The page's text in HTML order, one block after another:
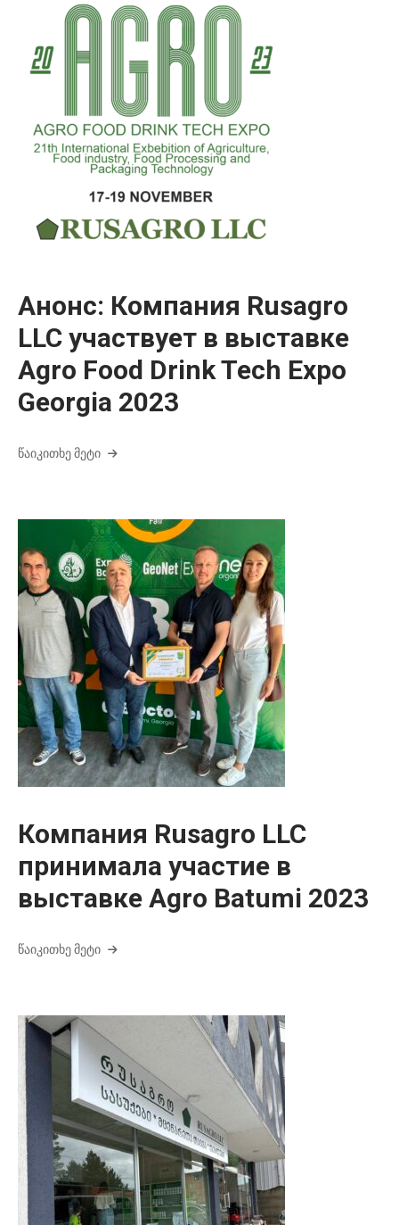
Анонс: Компания Rusagro
LLC участвует в выставке
Agro Food Drink Tech Expo
Georgia 2023
ᲬᲐᲘᲙᲘᲗᲮᲔ ᲛᲔᲢᲘ
Компания Rusagro LLC
принимала участие в
выставке Agro Batumi 2023
ᲬᲐᲘᲙᲘᲗᲮᲔ ᲛᲔᲢᲘ